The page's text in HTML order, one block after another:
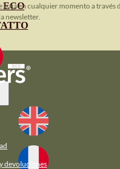
ECO
baja en cualquier momento a través
newsletter.
devoluciones